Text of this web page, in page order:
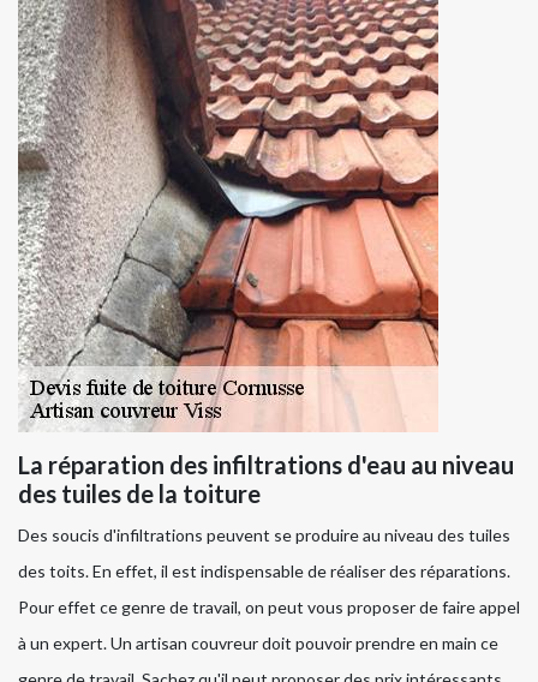
La réparation des infiltrations d'eau au niveau
des tuiles de la toiture
Des soucis d'infiltrations peuvent se produire au niveau des tuiles
des toits. En effet, il est indispensable de réaliser des réparations.
Pour effet ce genre de travail, on peut vous proposer de faire appel
à un expert. Un artisan couvreur doit pouvoir prendre en main ce